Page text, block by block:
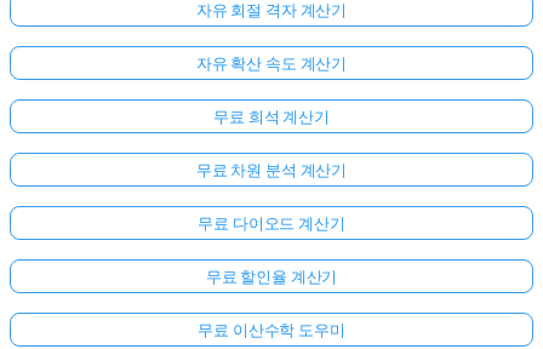
자유 회절 격자 계산기
자유 확산 속도 계산기
무료 희석 계산기
무료 차원 분석 계산기
무료 다이오드 계산기
무료 할인율 계산기
무료 이산수학 도우미